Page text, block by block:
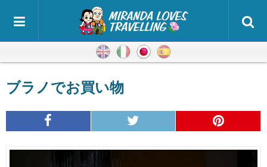
英語 イタリア語
日本語
ブラノでお買い物